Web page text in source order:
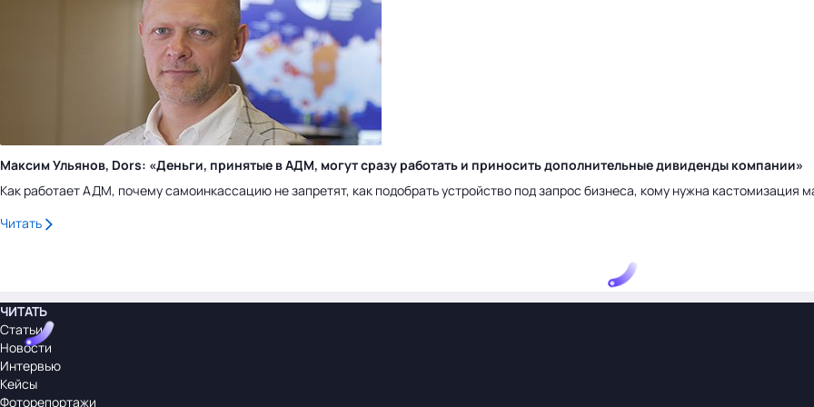
Максим Ульянов, Dors: «Деньги, принятые в АДМ, могут сразу работать и приносить дополнительные дивиденды компании»
Как работает АДМ, почему самоинкассацию не запретят, как подобрать устройство под запрос бизнеса, кому нужна кастомизация
Читать
ЧИТАТЬ
Статьи
Новости
Интервью
Кейсы
Фоторепортажи